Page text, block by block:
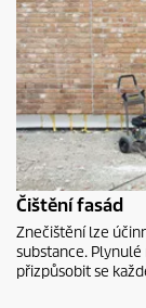
Čištění fasád
Znečištění lze
substance.
přizpůsobit se